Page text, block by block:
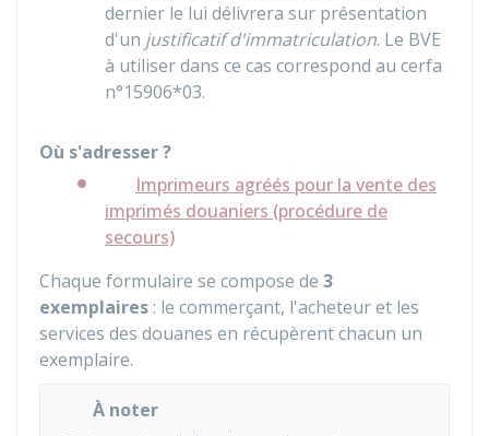
dernier le lui délivrera sur présentation
d'un justificatif d'immatriculation. Le BVE
à utiliser dans ce cas correspond au cerfa
n°15906*03.
Où s'adresser ?
Imprimeurs agréés pour la vente des
imprimés douaniers (procédure de
secours)
Chaque formulaire se compose de 3
exemplaires : le commerçant, l'acheteur et les
services des douanes en récupèrent chacun un
exemplaire.
À noter